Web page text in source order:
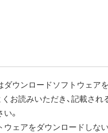
しない"に変更することで
の超過による速度制限が発
ウンロードソフトウェア
お読みいただき、記載され
。
ェアをダウンロードしな